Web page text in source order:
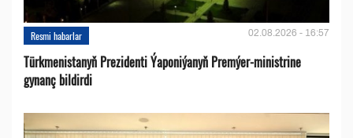
Resmi habarlar 02.08.2026 - 16:57
Türkmenistanyň Prezidenti Ýaponiýanyň Premýer-ministrine
gynanç bildirdi